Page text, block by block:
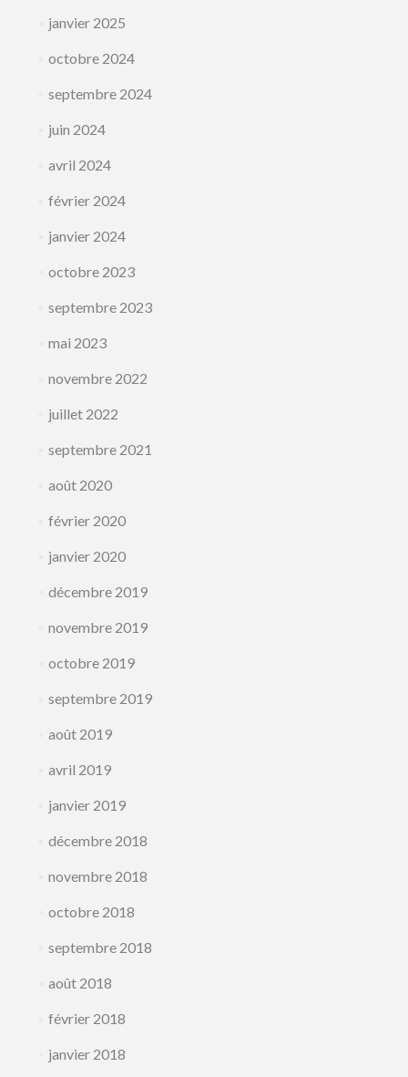
janvier 2025
octobre 2024
septembre 2024
juin 2024
avril 2024
février 2024
janvier 2024
octobre 2023
septembre 2023
mai 2023
novembre 2022
juillet 2022
septembre 2021
août 2020
février 2020
janvier 2020
décembre 2019
novembre 2019
octobre 2019
septembre 2019
août 2019
avril 2019
janvier 2019
décembre 2018
novembre 2018
octobre 2018
septembre 2018
août 2018
février 2018
janvier 2018